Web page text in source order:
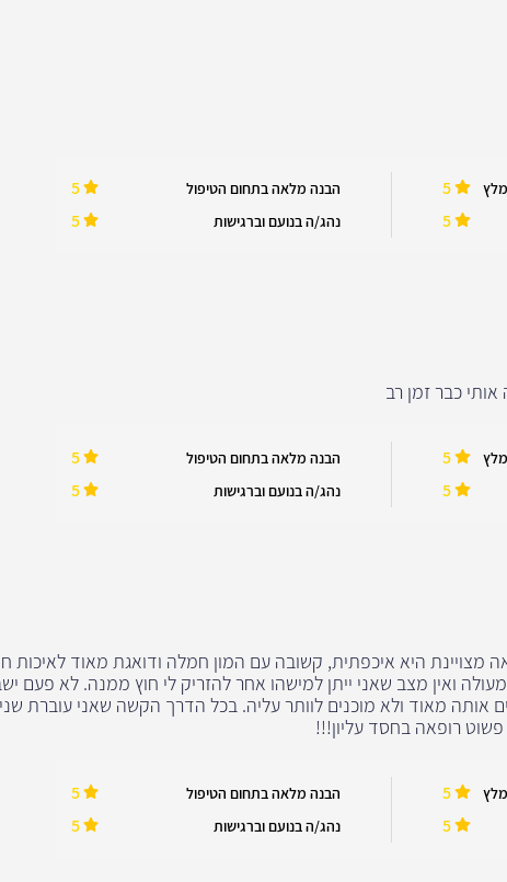
5
5
הבנה מלאה בתחום הטיפול 5
נהג/ה בנועם וברגישות 5
כבר זמן רב
5
5
הבנה מלאה בתחום הטיפול 5
נהג/ה בנועם וברגישות 5
מצויינת היא איכפתית, קשובה עם המון חמלה ודואגת מאוד לאיכות
ואין מצב שאני ייתן למישהו אחר להזריק לי חוץ ממנה. לא פעם
אותה מאוד ולא מוכנים לוותר עליה. בכל הדרך הקשה שאני עוברת
רופאה בחסד עליון!!!
5
5
הבנה מלאה בתחום הטיפול 5
נהג/ה בנועם וברגישות 5